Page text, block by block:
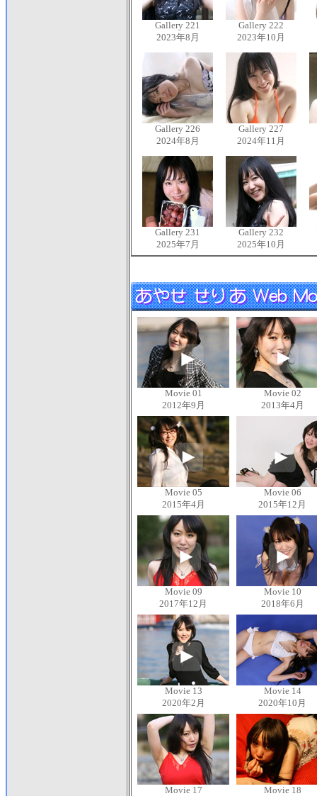
Gallery 221
2023年8月
Gallery 222
2023年10月
Gallery 226
2024年8月
Gallery 227
2024年11月
Gallery 231
2025年7月
Gallery 232
2025年10月
Movie 01
2012年9月
Movie 02
2013年4月
Movie 05
2015年4月
Movie 06
2015年12月
Movie 09
2017年12月
Movie 10
2018年6月
Movie 13
2020年2月
Movie 14
2020年10月
Movie 17
Movie 18